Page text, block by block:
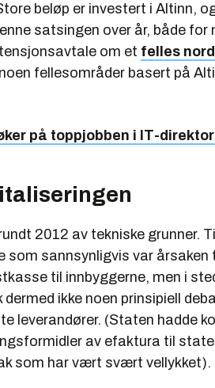
beløp er investert i Altinn,
satsingen over år, både
om et felles
fellesområder basert på
på toppjobben i IT-
2012 av tekniske grunner.
som sannsynligvis var årsaken
til innbyggerne, men i
dermed ikke noen prinsipiell
leverandører. (Staten hadde
av efaktura til
som har vært svært vellykket).